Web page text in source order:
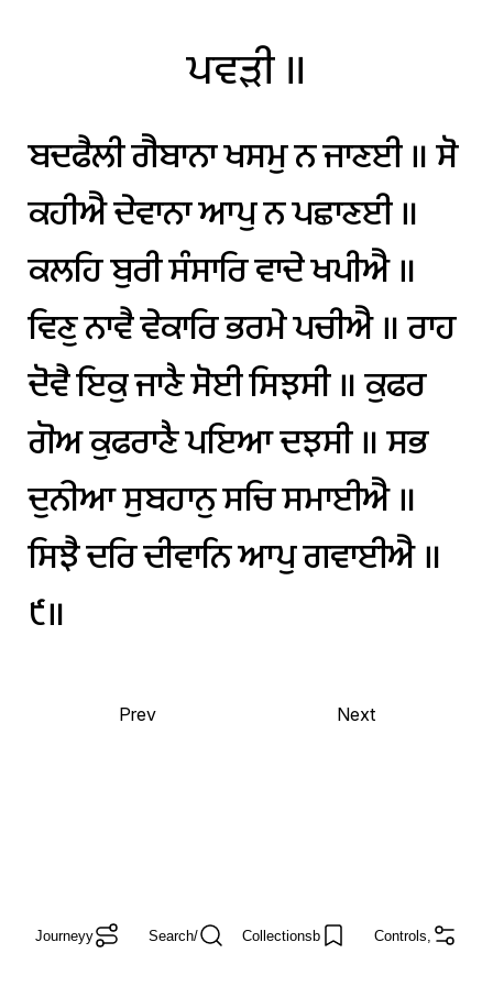
ਪਵੜੀ॥
ਬਦਫੈਲੀਗੈਬਾਨਾਖਸਮੁਨਜਾਣਈ॥ਸੋ
ਕਹੀਐਦੇਵਾਨਾਆਪੁਨਪਛਾਣਈ॥
ਕਲਹਿਬੁਰੀਸੰਸਾਰਿਵਾਦੇਖਪੀਐ॥
ਵਿਣੁਨਾਵੈਵੇਕਾਰਿਭਰਮੇਪਚੀਐ॥ਰਾਹ
ਦੋਵੈਇਕੁਜਾਣੈਸੋਈਸਿਝਸੀ॥ਕੁਫਰ
ਗੋਅਕੁਫਰਾਣੈਪਇਆਦਝਸੀ॥ਸਭ
ਦੁਨੀਆਸੁਬਹਾਨੁਸਚਿਸਮਾਈਐ॥
ਸਿਝੈਦਰਿਦੀਵਾਨਿਆਪੁਗਵਾਈਐ॥
੯॥
Prev Next
Journeyy Search/ Collectionsb Controls